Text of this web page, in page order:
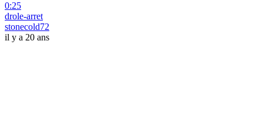
0:25
drole-arret
stonecold72
il y a 20 ans